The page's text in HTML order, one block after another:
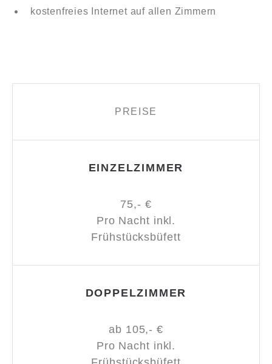
kostenfreies Internet auf allen Zimmern
PREISE
EINZELZIMMER
75,- €
Pro Nacht inkl.
Frühstücksbüfett
DOPPELZIMMER
ab 105,- €
Pro Nacht inkl.